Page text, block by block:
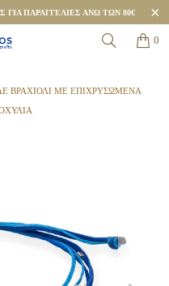
ΠΑΡΑΓΓΕΛΙΕΣ ΑΝΩ ΤΩΝ 80€
0
ΒΡΑΧΙΌΛΙ ΜΕ ΕΠΙΧΡΥΣΩΜΈΝΑ